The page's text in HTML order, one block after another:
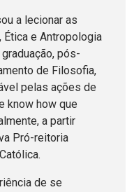
a lecionar as
e Antropologia
pós-
de Filosofia,
pelas ações de
know how que
a partir
Pró-reitoria
de se